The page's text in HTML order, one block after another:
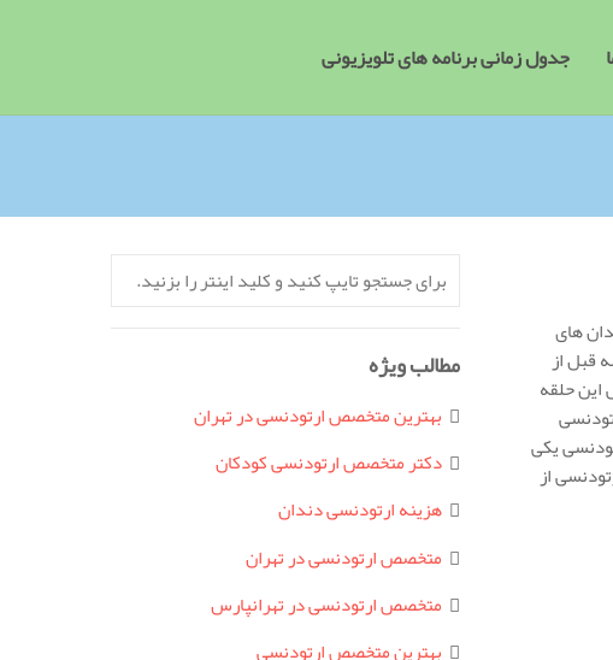
جدول زمانی برنامه های تلویزیونی
های
قبل از
حلقه
یکی
از
مطالب ویژه
بهترین متخصص ارتودنسی در تهران
دکتر متخصص ارتودنسی کودکان
هزینه ارتودنسی دندان
متخصص ارتودنسی در تهران
متخصص ارتودنسی در تهرانپارس
بهترین متخصص ارتودنسی